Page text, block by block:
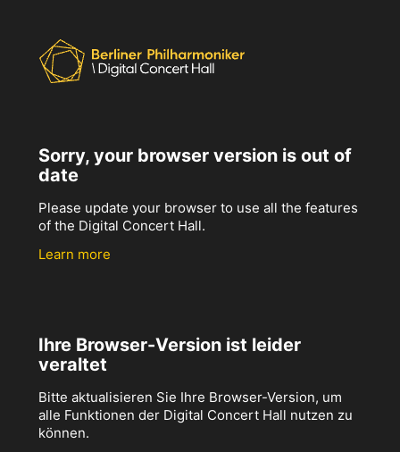
Sorry, your browser version is out of
date
Please update your browser to use all the features
of the Digital Concert Hall.
Learn more
Ihre Browser-Version ist leider
veraltet
Bitte aktualisieren Sie Ihre Browser-Version, um
alle Funktionen der Digital Concert Hall nutzen zu
können.